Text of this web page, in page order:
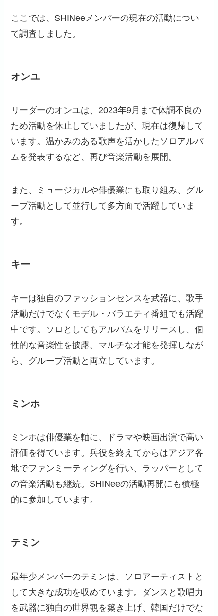
ここでは、SHINeeメンバーの現在の活動につい
て調査しました。
オンユ
リーダーのオンユは、2023年9月まで体調不良の
ため活動を休止していましたが、現在は復帰して
います。温かみのある歌声を活かしたソロアルバ
ムを発表するなど、再び音楽活動を展開。
また、ミュージカルや俳優業にも取り組み、グル
ープ活動として並行して多方面で活躍していま
す。
キー
キーは独自のファッションセンスを武器に、歌手
活動だけでなくモデル・バラエティ番組でも活躍
中です。ソロとしてもアルバムをリリースし、個
性的な音楽性を披露。マルチな才能を発揮しなが
ら、グループ活動と両立しています。
ミンホ
ミンホは俳優業を軸に、ドラマや映画出演で高い
評価を得ています。兵役を終えてからはアジア各
地でファンミーティングを行い、ラッパーとして
の音楽活動も継続。SHINeeの活動再開にも積極
的に参加しています。
テミン
最年少メンバーのテミンは、ソロアーティストと
して大きな成功を収めています。ダンスと歌唱力
を武器に独自の世界観を築き上げ、韓国だけでな